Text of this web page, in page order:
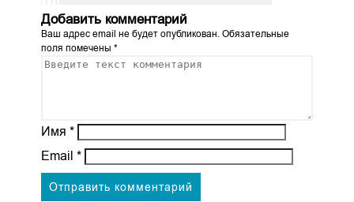
Добавить комментарий
Ваш адрес email не будет опубликован.Обязательные
поля помечены *
Имя *
Email *